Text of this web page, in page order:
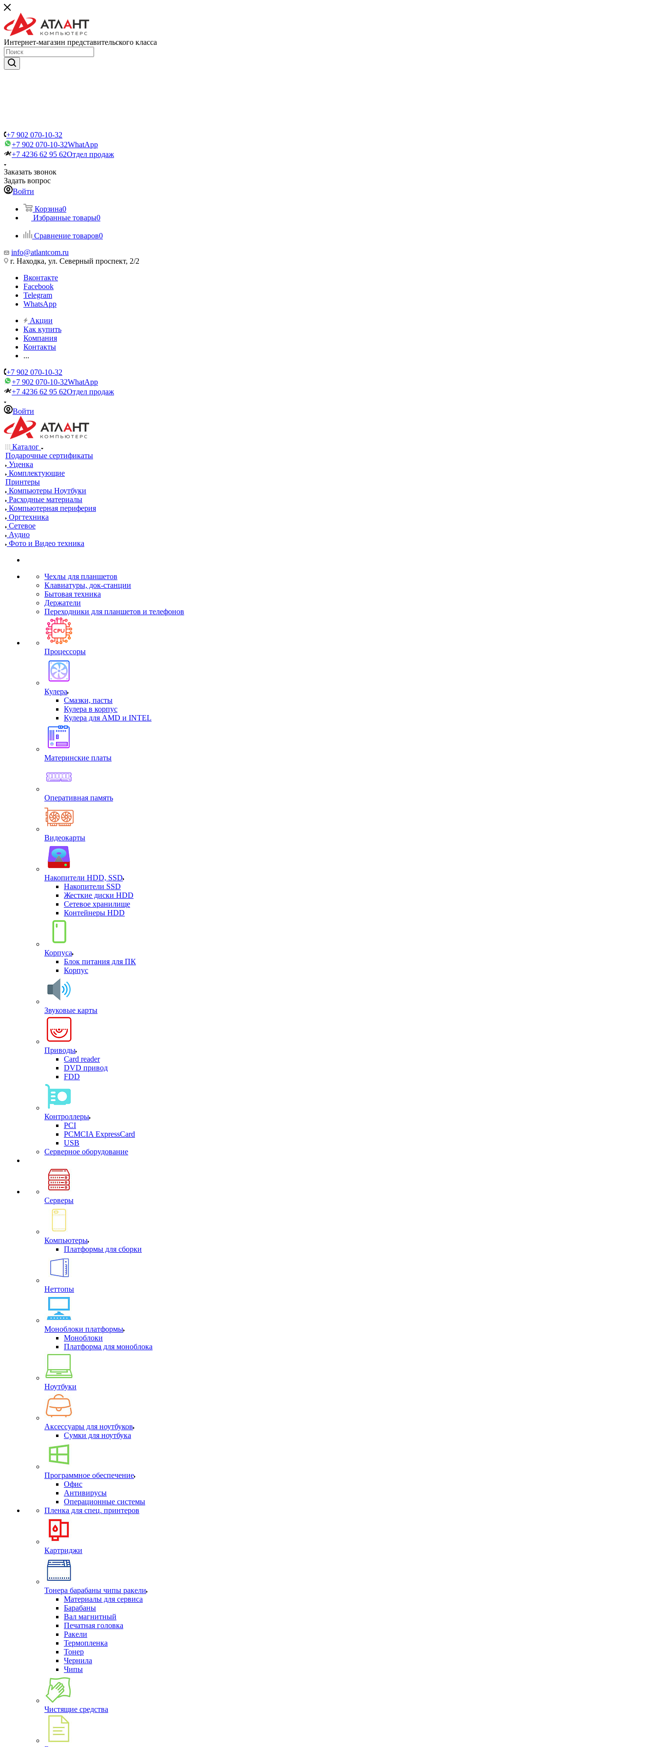
Интернет-магазин представительского класса
+7 902 070-10-32
+7 902 070-10-32WhatApp
+7 4236 62 95 62Отдел продаж
Заказать звонок
Задать вопрос
Войти
Корзина0
Избранные товары0
Сравнение товаров0
info@atlantcom.ru
г. Находка, ул. Северный проспект, 2/2
Вконтакте
Facebook
Telegram
WhatsApp
Акции
Как купить
Компания
Контакты
...
+7 902 070-10-32
+7 902 070-10-32WhatApp
+7 4236 62 95 62Отдел продаж
Войти
Каталог
Подарочные сертификаты
Уценка
Комплектующие
Принтеры
Компьютеры Ноутбуки
Расходные материалы
Компьютерная периферия
Оргтехника
Сетевое
Аудио
Фото и Видео техника
Чехлы для планшетов
Клавиатуры, док-станции
Бытовая техника
Держатели
Переходники для планшетов и телефонов
Процессоры
Кулера
Смазки, пасты
Кулера в корпус
Кулера для AMD и INTEL
Материнские платы
Оперативная память
Видеокарты
Накопители HDD, SSD
Накопители SSD
Жесткие диски HDD
Сетевое хранилище
Контейнеры HDD
Корпуса
Блок питания для ПК
Корпус
Звуковые карты
Приводы
Card reader
DVD привод
FDD
Контроллеры
PCI
PCMCIA ExpressCard
USB
Cерверное оборудование
Серверы
Компьютеры
Платформы для сборки
Неттопы
Моноблоки платформы
Моноблоки
Платформа для моноблока
Ноутбуки
Аксессуары для ноутбуков
Сумки для ноутбука
Программное обеспечение
Офис
Антивирусы
Операционные системы
Пленка для спец. принтеров
Картриджи
Тонера барабаны чипы ракели
Материалы для сервиса
Барабаны
Вал магнитный
Печатная головка
Ракели
Термопленка
Тонер
Чернила
Чипы
Чистящие средства